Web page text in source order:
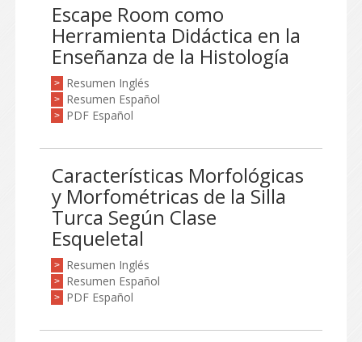
Escape Room como
Herramienta Didáctica en la
Enseñanza de la Histología
> Resumen Inglés
> Resumen Español
> PDF Español
Características Morfológicas
y Morfométricas de la Silla
Turca Según Clase
Esqueletal
> Resumen Inglés
> Resumen Español
> PDF Español